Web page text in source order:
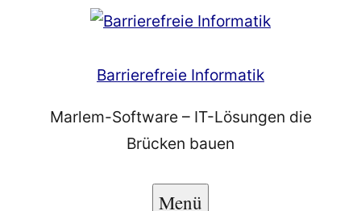
Barrierefreie Informatik
Marlem-Software – IT-Lösungen die
Brücken bauen
Menü